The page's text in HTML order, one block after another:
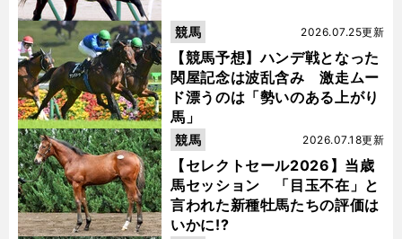
【競馬予想】ハンデ戦となった
関屋記念は波乱含み 激走ムー
ド漂うのは「勢いのある上がり
馬」
2026.07.25更新
競馬
【セレクトセール2026】当歳
馬セッション 「目玉不在」と
言われた新種牡馬たちの評価は
いかに!?
2026.07.18更新
競馬